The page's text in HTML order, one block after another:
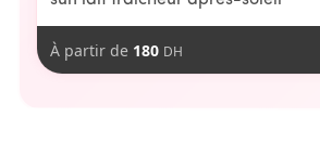
À partir de 180 DH